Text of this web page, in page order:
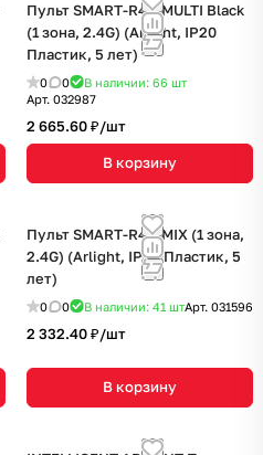
Пульт SMART-R45-MULTI Black
(1 зона, 2.4G) (Arlight, IP20
Пластик, 5 лет)
0 0 В наличии: 66 шт
Арт. 032987
2 665.60 ₽/шт
В корзину
Пульт SMART-R42-MIX (1 зона,
2.4G) (Arlight, IP20 Пластик, 5
лет)
0 0 В наличии: 41 штАрт. 031596
2 332.40 ₽/шт
В корзину